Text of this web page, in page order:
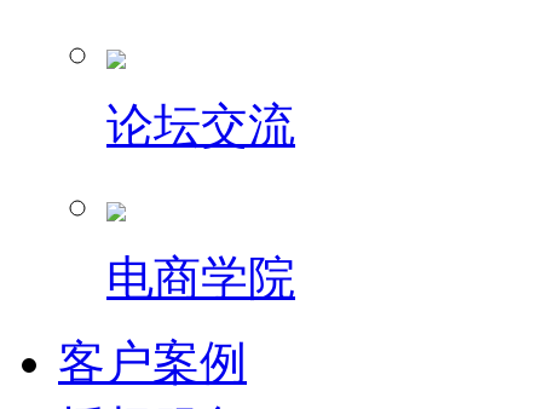
论坛交流
电商学院
客户案例